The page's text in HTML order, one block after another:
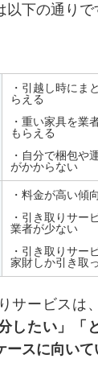
下の通りで
・引越し時にま
らえる
・重い家具を業
もらえる
・自分で梱包や
がかからない
・料金が高い傾
・引き取りサー
業者が少ない
・引き取りサー
家財しか引き取
サービスは、
したい」「
ースに向いて